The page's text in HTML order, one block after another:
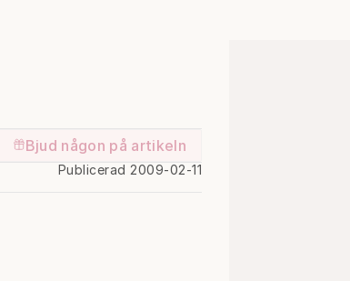
Bjud någon på artikeln
Publicerad 2009-02-11